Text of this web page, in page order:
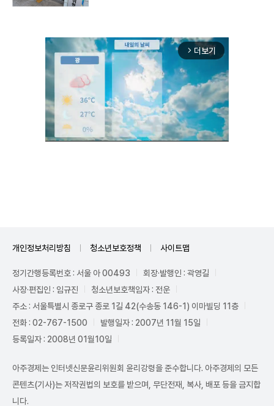
arrow_forward_ios 더보기
개인정보처리방침 청소년보호정책 사이트맵
정기간행등록번호 : 서울 아 00493
회장·발행인 : 곽영길
사장·편집인 : 임규진
청소년보호책임자 : 전운
주소 : 서울특별시 종로구 종로 1길 42(수송동 146-1) 이마빌딩 11층
전화 : 02-767-1500
발행일자 : 2007년 11월 15일
등록일자 : 2008년 01월10일
아주경제는 인터넷신문윤리위원회 윤리강령을 준수합니다. 아주경제의 모든
콘텐츠(기사)는 저작권법의 보호를 받으며, 무단전재, 복사, 배포 등을 금지합
니다.